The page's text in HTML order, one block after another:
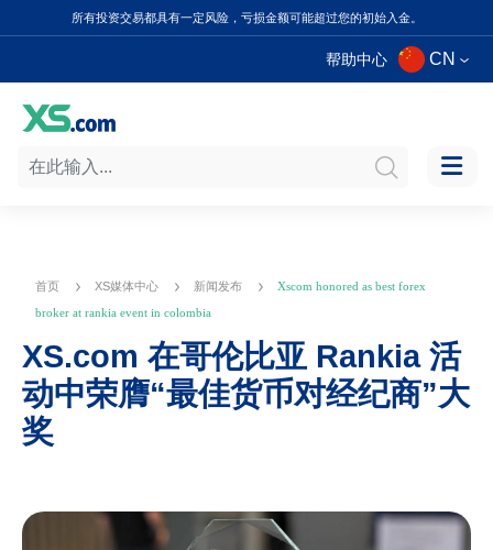
所有投资交易都具有一定风险，亏损金额可能超过您的初始入金。
帮助中心 CN
首页 XS媒体中心 新闻发布
Xscom honored as best forex
broker at rankia event in colombia
XS.com 在哥伦比亚 Rankia 活
动中荣膺“最佳货币对经纪商”大
奖